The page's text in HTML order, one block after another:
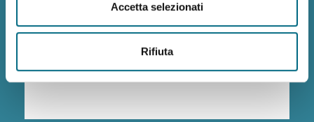
Accetta selezionati
Rifiuta
Pannello tariffe